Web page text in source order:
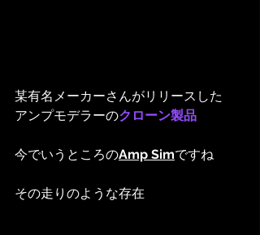
某有名メーカーさんがリリースした
アンプモデラーのクローン製品
今でいうところのAmp Simですね
その走りのような存在